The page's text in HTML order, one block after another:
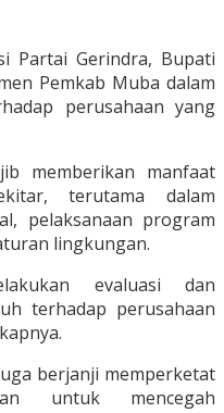
Partai Gerindra, Bupati
Pemkab Muba dalam
perusahaan yang
memberikan manfaat
terutama dalam
pelaksanaan program
lingkungan.
evaluasi dan
terhadap perusahaan
berjanji memperketat
untuk mencegah